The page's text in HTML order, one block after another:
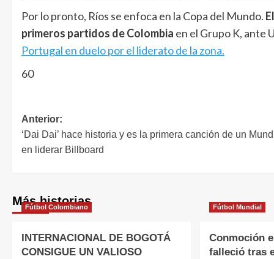
Por lo pronto, Ríos se enfoca en la Copa del Mundo.
primeros partidos de Colombia en el Grupo K, ante
Portugal en duelo por el liderato de la zona.
60
Anterior:
‘Dai Dai’ hace historia y es la primera canción de un
en liderar Billboard
Más historias
Fútbol Colombiano
INTERNACIONAL DE BOGOTÁ
CONSIGUE UN VALIOSO
Fútbol Mundial
Conmoción
falleció tras